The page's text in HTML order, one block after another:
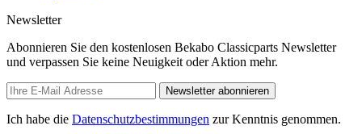
Newsletter
Abonnieren Sie den kostenlosen Bekabo Classicparts Newsletter
und verpassen Sie keine Neuigkeit oder Aktion mehr.
Newsletter abonnieren
Ich habe die Datenschutzbestimmungen zur Kenntnis genommen.